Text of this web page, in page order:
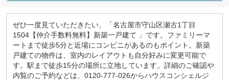
ぜひ一度見ていただきたい、「名古屋市守山区瀬古1丁目
1504【仲介手数料無料】新築一戸建て 」です。ファミリーマ
ートまで徒歩5分と近場にコンビニがあるのもポイント。新築
戸建ての物件は、室内のレイアウトも自分好みに変更可能で
す。駅まで徒歩15分の場所に立地しています。詳細のご確認や
内覧のご予約などは、0120-777-026からハウスコンシェルジ